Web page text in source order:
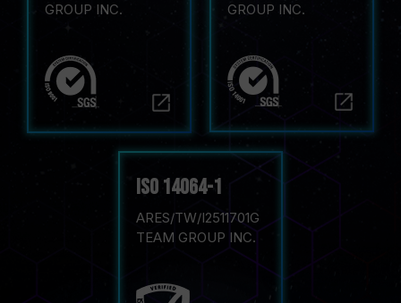
GROUP INC.
GROUP INC.
iso 14064-1
ARES/TW/I2511701G
TEAM GROUP INC.